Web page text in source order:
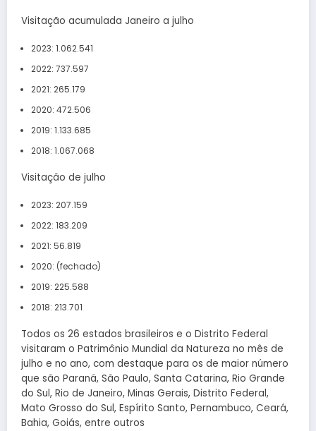
Visitação acumulada Janeiro a julho
2023: 1.062.541
2022: 737.597
2021: 265.179
2020: 472.506
2019: 1.133.685
2018: 1.067.068
Visitação de julho
2023: 207.159
2022: 183.209
2021: 56.819
2020: (fechado)
2019: 225.588
2018: 213.701
Todos os 26 estados brasileiros e o Distrito Federal
visitaram o Patrimônio Mundial da Natureza no mês de
julho e no ano, com destaque para os de maior número
que são Paraná, São Paulo, Santa Catarina, Rio Grande
do Sul, Rio de Janeiro, Minas Gerais, Distrito Federal,
Mato Grosso do Sul, Espírito Santo, Pernambuco, Ceará,
Bahia, Goiás, entre outros